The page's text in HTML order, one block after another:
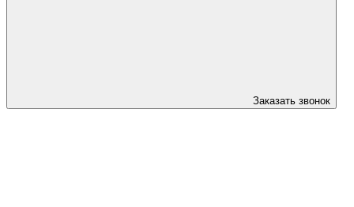
Заказать звонок